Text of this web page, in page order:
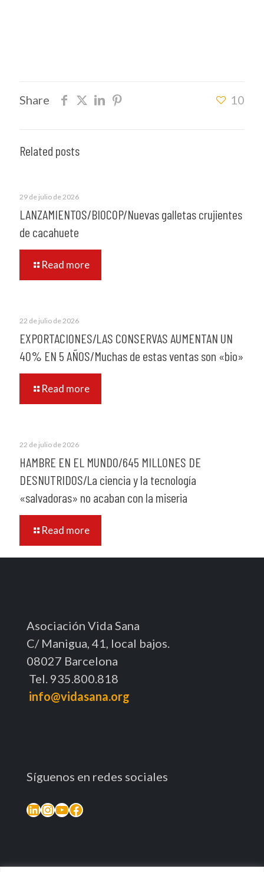
Share 10
Related posts
29 de julio de 2026
LANZAMIENTOS/BIOCOP/Nuevas galletas crujientes
de cacahuete
Read more
22 de julio de 2026
EXPORTACIONES/LAS CONSERVAS AUMENTAN UN
40% EN 5 AÑOS/Muchas de estas ventas son «bio»
Read more
22 de julio de 2026
HAMBRE EN EL MUNDO/645 MILLONES DE
DESNUTRIDOS/La ciencia y la tecnología
«salvadoras» no acaban con la miseria
Read more
Asociación Vida Sana
C/ Manigua, 41, local bajos.
08027 Barcelona
Tel. 935.800.818
info@vidasana.org
Síguenos en redes sociales